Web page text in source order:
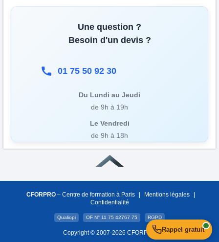
Une question ?
Besoin d'un devis ?
01 75 50 92 30
Du Lundi au Jeudi
de 9h à 19h
Le Vendredi
de 9h à 18h
CFORPRO – Centre de formation à Paris | Mentions légales
|
Confidentialité
Qualiopi OF N° 11 75 42767 75 RGPD
Copyright © 2007-2026 CFORPRO Rappel gratuit